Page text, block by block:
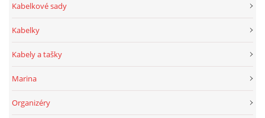
Kabelkové sady
Kabelky
Kabely a tašky
Marina
Organizéry